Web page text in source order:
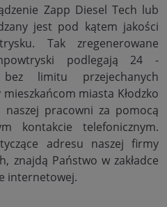
Zapp Diesel Tech lub
jest pod kątem jakości
Tak zregenerowane
podlegają 24 -
limitu przejechanych
miasta Kłodzko
naszej pracowni za pomocą
kontakcie telefonicznym.
adresu naszej firmy
znajdą Państwo w zakładce
internetowej.